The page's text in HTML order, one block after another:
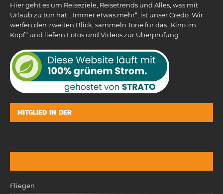
Hier geht es um Reiseziele, Reisetrends und Alles, was mit
Urlaub zu tun hat. „Immer etwas mehr“, ist unser Credo. Wir
werfen den zweiten Blick, sammeln Töne für das „Kino im
Kopf“ und liefern Fotos und Videos zur Überprüfung.
MITGLIED IN DER
Fliegen